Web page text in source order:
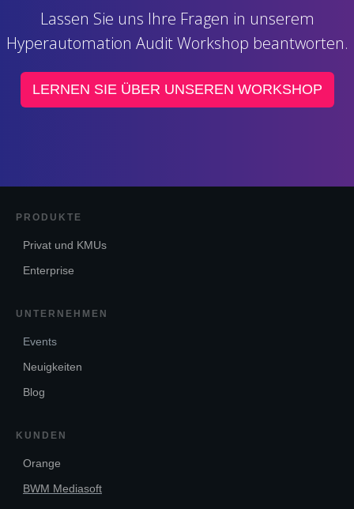
Lassen Sie uns Ihre Fragen in unserem
Hyperautomation Audit Workshop beantworten.
LERNEN SIE ÜBER UNSEREN WORKSHOP
PRODUKTE
Privat und KMUs
Enterprise
UNTERNEHMEN
Events
Neuigkeiten
Blog
KUNDEN
Orange
BWM Mediasoft